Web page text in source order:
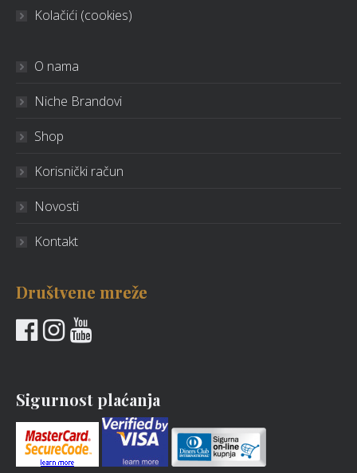
Kolačići (cookies)
O nama
Niche Brandovi
Shop
Korisnički račun
Novosti
Kontakt
Društvene mreže
Sigurnost plaćanja